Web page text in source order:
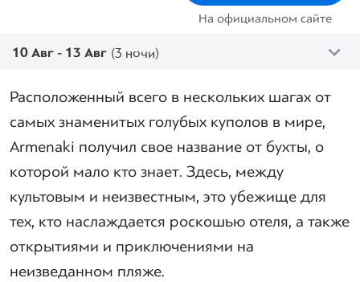
На официальном сайте
10 Авг - 13 Авг (3 ночи)
Расположенный всего в нескольких шагах от
самых знаменитых голубых куполов в мире,
Armenaki получил свое название от бухты, о
которой мало кто знает. Здесь, между
культовым и неизвестным, это убежище для
тех, кто наслаждается роскошью отеля, а также
открытиями и приключениями на
неизведанном пляже.